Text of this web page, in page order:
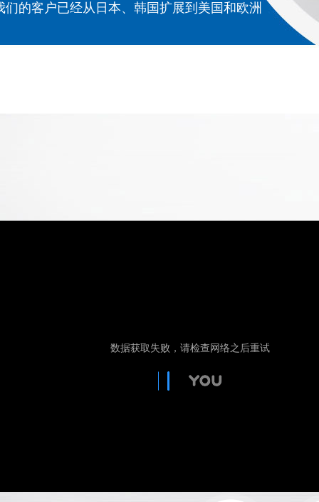
们的客户已经从日本、韩国扩展到美国和欧洲